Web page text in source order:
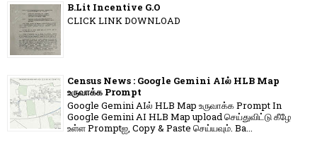
B.Lit Incentive G.O
CLICK LINK DOWNLOAD
Census News : Google Gemini AIல் HLB Map
உருவாக்க Prompt
Google Gemini AIல் HLB Map உருவாக்க Prompt In
Google Gemini AI HLB Map upload செய்துவிட்டு கீழே
உள்ள Promptஐ, Copy & Paste செய்யவும். Ba...